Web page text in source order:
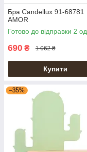
Бра Candellux 91-68781
AMOR
Готово до відправки 2 од.
690 ₴ 1 062 ₴
Купити
–35%